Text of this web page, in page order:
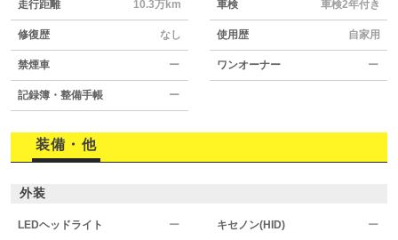
走行距離 10.3万km 車検 車検2年付き
修復歴 なし 使用歴 自家用
禁煙車 ー ワンオーナー ー
記録簿・整備手帳 ー
装備・他
外装
LEDヘッドライト ー キセノン(HID) ー